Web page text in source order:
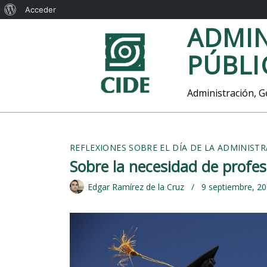
l
Acceder
Administración,
REFLEXIONES SOBRE EL DÍA DE LA
Sobre la necesidad de
Edgar Ramírez de la Cruz 9 septiembre,